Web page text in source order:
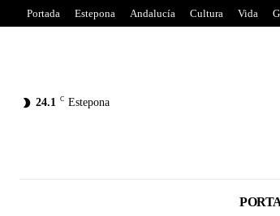
Portada Estepona Andalucía Cultura Vida
24.1 C Estepona